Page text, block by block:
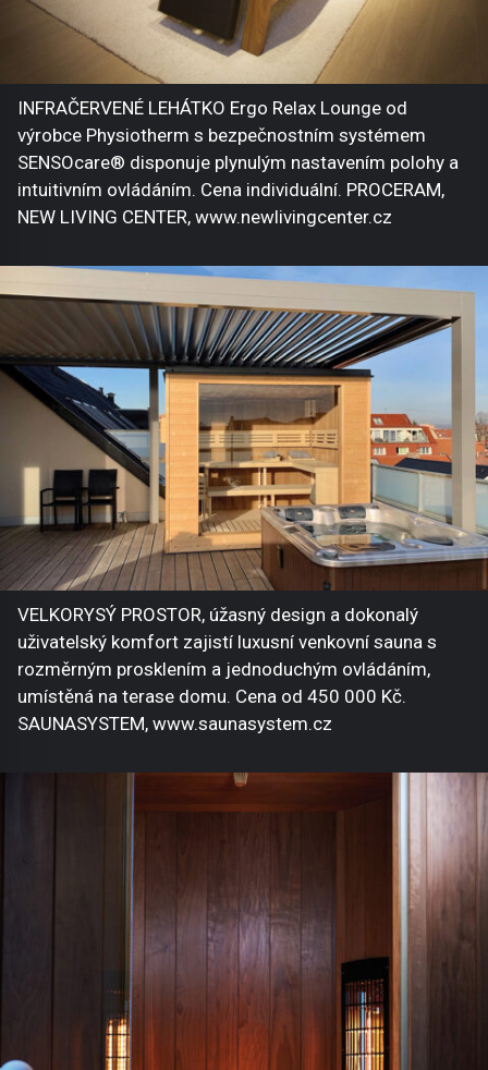
INFRAČERVENÉ LEHÁTKO Ergo Relax Lounge od
výrobce Physiotherm s bezpečnostním systémem
SENSOcare® disponuje plynulým nastavením polohy a
intuitivním ovládáním. Cena individuální. PROCERAM,
NEW LIVING CENTER, www.newlivingcenter.cz
VELKORYSÝ PROSTOR, úžasný design a dokonalý
uživatelský komfort zajistí luxusní venkovní sauna s
rozměrným prosklením a jednoduchým ovládáním,
umístěná na terase domu. Cena od 450 000 Kč.
SAUNASYSTEM, www.saunasystem.cz